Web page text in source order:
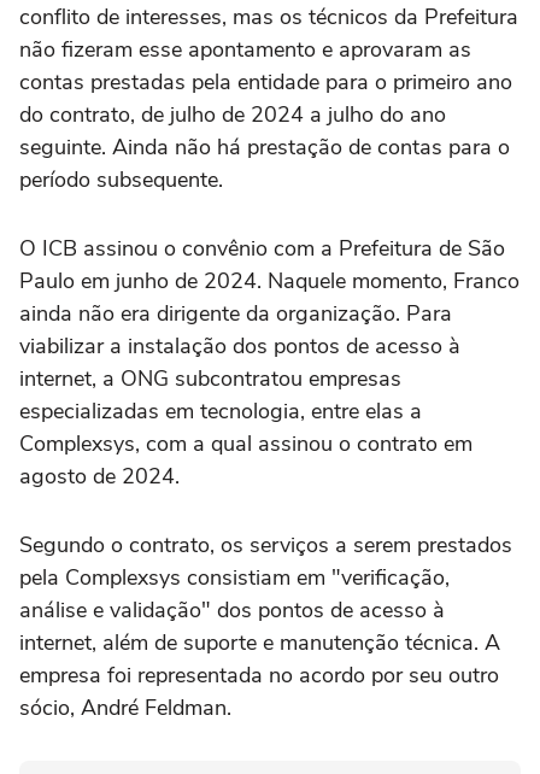
conflito de interesses, mas os técnicos da Prefeitura
não fizeram esse apontamento e aprovaram as
contas prestadas pela entidade para o primeiro ano
do contrato, de julho de 2024 a julho do ano
seguinte. Ainda não há prestação de contas para o
período subsequente.
O ICB assinou o convênio com a Prefeitura de São
Paulo em junho de 2024. Naquele momento, Franco
ainda não era dirigente da organização. Para
viabilizar a instalação dos pontos de acesso à
internet, a ONG subcontratou empresas
especializadas em tecnologia, entre elas a
Complexsys, com a qual assinou o contrato em
agosto de 2024.
Segundo o contrato, os serviços a serem prestados
pela Complexsys consistiam em "verificação,
análise e validação" dos pontos de acesso à
internet, além de suporte e manutenção técnica. A
empresa foi representada no acordo por seu outro
sócio, André Feldman.